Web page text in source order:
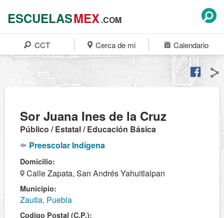
ESCUELASMEX.COM
CCT Cerca de mi Calendario
Sor Juana Ines de la Cruz
Público / Estatal / Educación Básica
Preescolar Indígena
Domicilio:
Calle Zapata, San Andrés Yahuitlalpan
Municipio:
Zautla, Puebla
Codigo Postal (C.P.):